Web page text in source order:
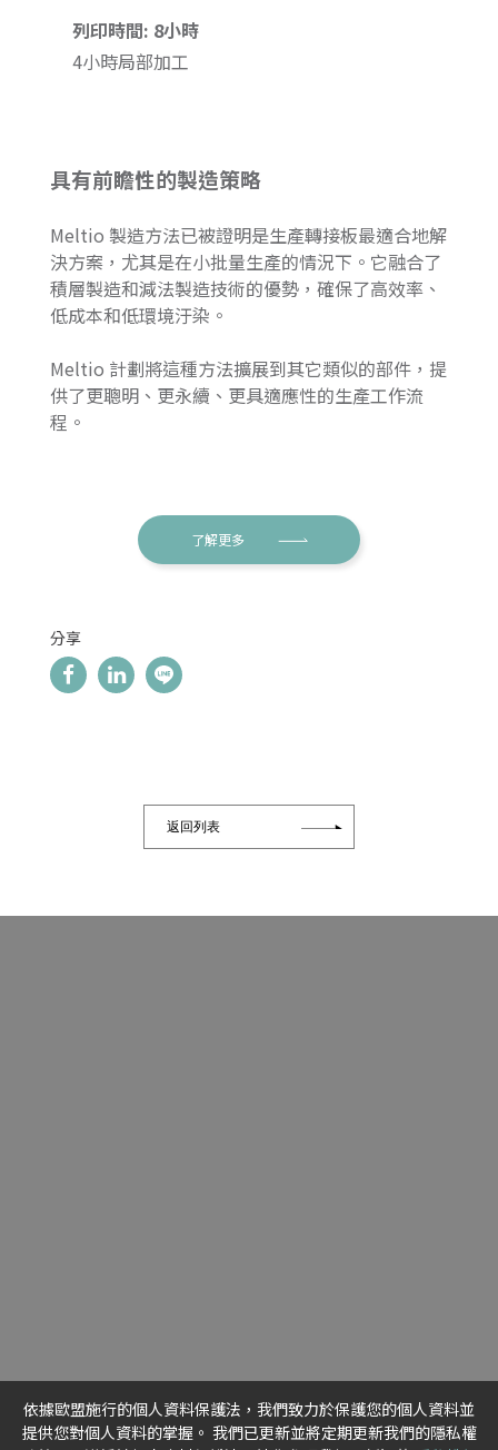
列印時間: 8小時
4小時局部加工
具有前瞻性的製造策略
Meltio 製造方法已被證明是生產轉接板最適合地解
決方案，尤其是在小批量生產的情況下。它融合了
積層製造和減法製造技術的優勢，確保了高效率、
低成本和低環境汙染。
Meltio 計劃將這種方法擴展到其它類似的部件，提
供了更聰明、更永續、更具適應性的生產工作流
程。
了解更多
分享
返回列表
依據歐盟施行的個人資料保護法，我們致力於保護您的個人資料並
提供您對個人資料的掌握。 我們已更新並將定期更新我們的隱私權